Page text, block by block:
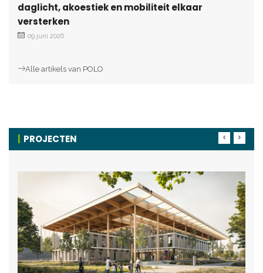
daglicht, akoestiek en mobiliteit elkaar
versterken
09 juni 2026
Alle artikels van POLO
PROJECTEN